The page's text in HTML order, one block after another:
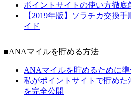
ポイントサイトの使い方徹底
【2019年版】ソラチカ交換
イド
■ANAマイルを貯める方法
ANAマイルを貯めるために
私がポイントサイトで貯め
を完全公開